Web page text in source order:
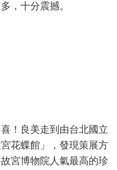
，十分震撼。
！良美走到由台北國立
花蝶館」，發現策展方
宮博物院人氣最高的珍